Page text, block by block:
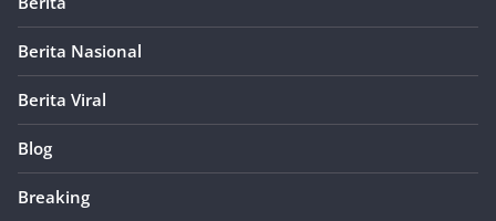
Berita Nasional
Berita Viral
Blog
Breaking